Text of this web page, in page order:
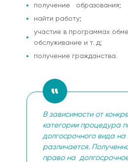
получение образования;
найти работу;
участие в программах
обслуживание и т. д;
получение гражданства.
В зависимости от
категории процедура
долгосрочного вида на
различается.
право на